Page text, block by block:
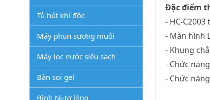
Đặc điểm
- HC-
- Màn hình
- Khung
- Chức
- Chức
Tủ hút khí độc
Máy phun sương muối
Máy lọc nước siêu sạch
Bàn soi gel
Bình Ni-tơ lỏng